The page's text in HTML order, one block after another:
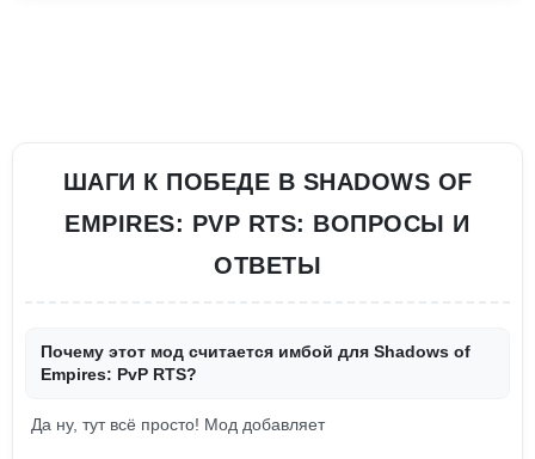
ШАГИ К ПОБЕДЕ В SHADOWS OF
EMPIRES: PVP RTS: ВОПРОСЫ И
ОТВЕТЫ
Почему этот мод считается имбой для Shadows of
Empires: PvP RTS?
Да ну, тут всё просто! Мод добавляет